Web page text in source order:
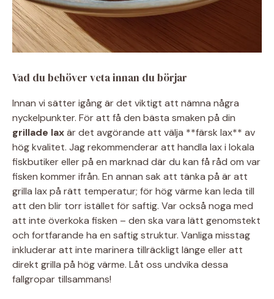
Vad du behöver veta innan du börjar
Innan vi sätter igång är det viktigt att nämna några
nyckelpunkter. För att få den bästa smaken på din
grillade laxär det avgörande att välja **färsk lax** av
hög kvalitet. Jag rekommenderar att handla lax i lokala
fiskbutiker eller på en marknad där du kan få råd om var
fisken kommer ifrån. En annan sak att tänka på är att
grilla lax på rätt temperatur; för hög värme kan leda till
att den blir torr istället för saftig. Var också noga med
att inte överkoka fisken – den ska vara lätt genomstekt
och fortfarande ha en saftig struktur. Vanliga misstag
inkluderar att inte marinera tillräckligt länge eller att
direkt grilla på hög värme. Låt oss undvika dessa
fallgropar tillsammans!